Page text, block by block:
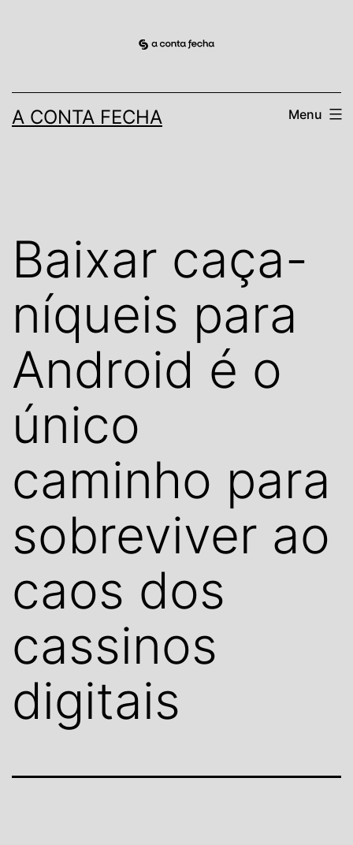
conteúdo
A CONTA FECHA Menu
Baixar caça-
níqueis para
Android é o
único
caminho para
sobreviver ao
caos dos
cassinos
digitais